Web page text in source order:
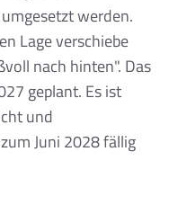
werden.
Lage verschiebe
nach hinten". Das
geplant. Es ist
und
Juni 2028 fällig